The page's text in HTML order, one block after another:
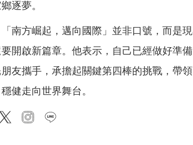
逐夢。
南方崛起，邁向國際」並非口號，而是
開啟新篇章。他表示，自己已經做好準
友攜手，承擔起關鍵第四棒的挑戰，帶
健走向世界舞台。
twitter instagram